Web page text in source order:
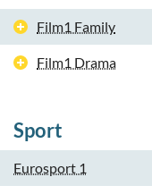
Film1 Family
Film1 Drama
Sport
Eurosport 1